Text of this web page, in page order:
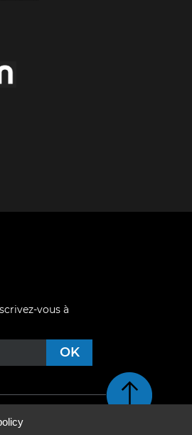
vous à
Retour en haut de page